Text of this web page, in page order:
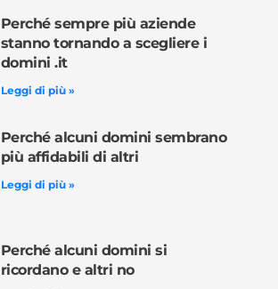
Perché sempre più aziende
stanno tornando a scegliere i
domini .it
Leggi di più »
Perché alcuni domini sembrano
più affidabili di altri
Leggi di più »
Perché alcuni domini si
ricordano e altri no